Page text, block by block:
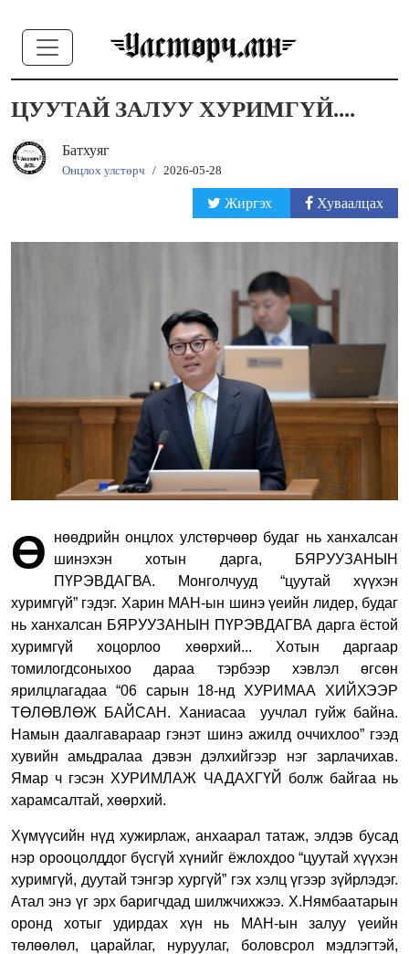
ЦУУТАЙ ЗАЛУУ ХУРИМГҮЙ....
Батхуяг
Онцлох улстөрч / 2026-05-28
Жиргэх Хуваалцах
Ө
нөөдрийн онцлох улстөрчөөр будаг нь ханхалсан
шинэхэн хотын дарга, БЯРУУЗАНЫН
ПҮРЭВДАГВА.
Монголчууд “цуутай хүүхэн
хуримгүй” гэдэг. Харин МАН-ын шинэ үеийн лидер, будаг
нь ханхалсан БЯРУУЗАНЫН ПҮРЭВДАГВА дарга ёстой
хуримгүй хоцорлоо хөөрхий... Хотын даргаар
томилогдсоныхоо дараа тэрбээр хэвлэл өгсөн
ярилцлагадаа “06 сарын 18-нд ХУРИМАА ХИЙХЭЭР
ТӨЛӨВЛӨЖ БАЙСАН. Ханиасаа уучлал гуйж байна.
Намын даалгавараар гэнэт шинэ ажилд оччихлоо” гээд
хувийн амьдралаа дэвэн дэлхийгээр нэг зарлачихав.
Ямар ч гэсэн ХУРИМЛАЖ ЧАДАХГҮЙ болж байгаа нь
харамсалтай, хөөрхий.
Хүмүүсийн нүд хужирлаж, анхаарал татаж, элдэв бусад
нэр орооцолддог бүсгүй хүнийг ёжлохдоо “цуутай хүүхэн
хуримгүй, дуутай тэнгэр хургүй” гэх хэлц үгээр зүйрлэдэг.
Атал энэ үг эрх баригчдад шилжчихжээ. Х.Нямбаатарын
оронд хотыг удирдах хүн нь МАН-ын залуу үеийн
төлөөлөл, царайлаг, нуруулаг, боловсрол мэдлэгтэй,